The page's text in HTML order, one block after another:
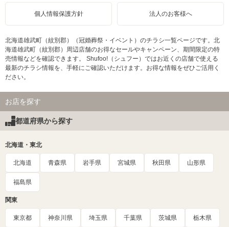
個人情報保護方針 法人のお客様へ
北海道雄武町（紋別郡）（冠婚葬祭・イベント）のチラシ一覧ページです。北
海道雄武町（紋別郡）周辺店舗のお得なセールやキャンペーン、期間限定の特
売情報などを確認できます。 Shufoo!（シュフー）ではお近くの店舗で使える
最新のチラシ情報を、手軽にご確認いただけます。お得な情報をぜひご活用く
ださい。
お店を探す
都道府県から探す
北海道・東北
北海道 青森県 岩手県 宮城県 秋田県 山形県
福島県
関東
東京都 神奈川県 埼玉県 千葉県 茨城県 栃木県